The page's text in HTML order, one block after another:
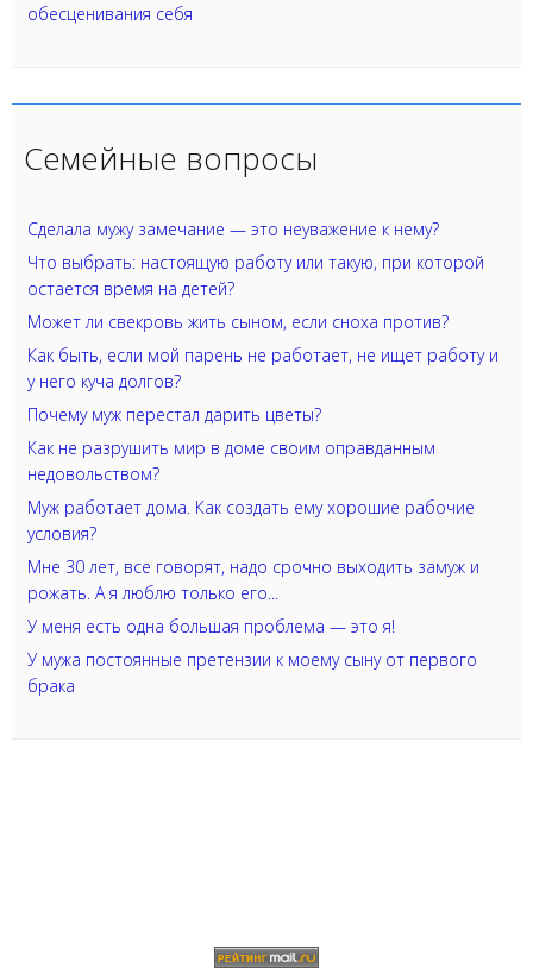
обесценивания себя
Семейные вопросы
Сделала мужу замечание — это неуважение к нему?
Что выбрать: настоящую работу или такую, при которой
остается время на детей?
Может ли свекровь жить сыном, если сноха против?
Как быть, если мой парень не работает, не ищет работу и
у него куча долгов?
Почему муж перестал дарить цветы?
Как не разрушить мир в доме своим оправданным
недовольством?
Муж работает дома. Как создать ему хорошие рабочие
условия?
Мне 30 лет, все говорят, надо срочно выходить замуж и
рожать. А я люблю только его...
У меня есть одна большая проблема — это я!
У мужа постоянные претензии к моему сыну от первого
брака